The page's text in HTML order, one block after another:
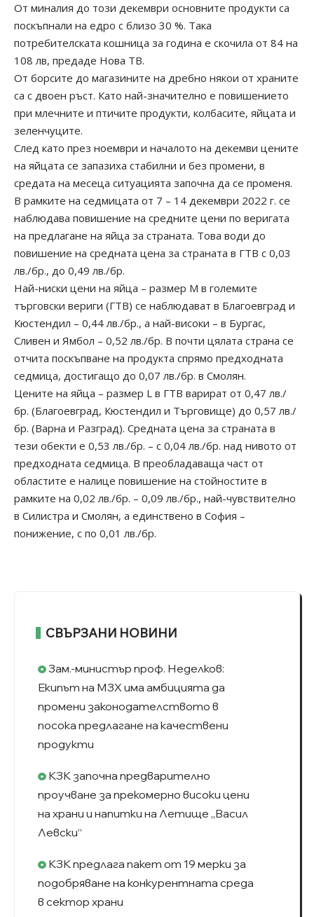
От миналия до този декември основните продукти са
поскъпнали на едро с близо 30 %. Така
потребителската кошница за година е скочила от 84 на
108 лв, предаде Нова ТВ.
От борсите до магазините на дребно някои от храните
са с двоен ръст. Като най-значително е повишението
при млечните и птичите продукти, колбасите, яйцата и
зеленчуците.
След като през ноември и началото на декемви цените
на яйцата се запазиха стабилни и без промени, в
средата на месеца ситуацията започна да се променя.
В рамките на седмицата от 7 – 14 декември 2022 г. се
наблюдава повишение на средните цени по веригата
на предлагане на яйца за страната. Това води до
повишение на средната цена за страната в ГТВ с 0,03
лв./бр., до 0,49 лв./бр.
Най-ниски цени на яйца – размер М в големите
търговски вериги (ГТВ) се наблюдават в Благоевград и
Кюстендил – 0,44 лв./бр., а най-високи – в Бургас,
Сливен и Ямбол – 0,52 лв./бр. В почти цялата страна се
отчита поскъпване на продукта спрямо предходната
седмица, достигащо до 0,07 лв./бр. в Смолян.
Цените на яйца – размер L в ГТВ варират от 0,47 лв./
бр. (Благоевград, Кюстендил и Търговище) до 0,57 лв./
бр. (Варна и Разград). Средната цена за страната в
тези обекти е 0,53 лв./бр. – с 0,04 лв./бр. над нивото от
предходната седмица. В преобладаваща част от
областите е налице повишение на стойностите в
рамките на 0,02 лв./бр. – 0,09 лв./бр., най-чувствително
в Силистра и Смолян, а единствено в София –
понижение, с по 0,01 лв./бр.
СВЪРЗАНИ НОВИНИ
Зам.-министър проф. Неделков:
Екипът на МЗХ има амбицията да
промени законодателството в
посока предлагане на качествени
продукти
КЗК започна предварително
проучване за прекомерно високи цени
на храни и напитки на Летище „Васил
Левски“
КЗК предлага пакет от 19 мерки за
подобряване на конкурентната среда
в сектор храни